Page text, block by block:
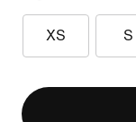
XS S